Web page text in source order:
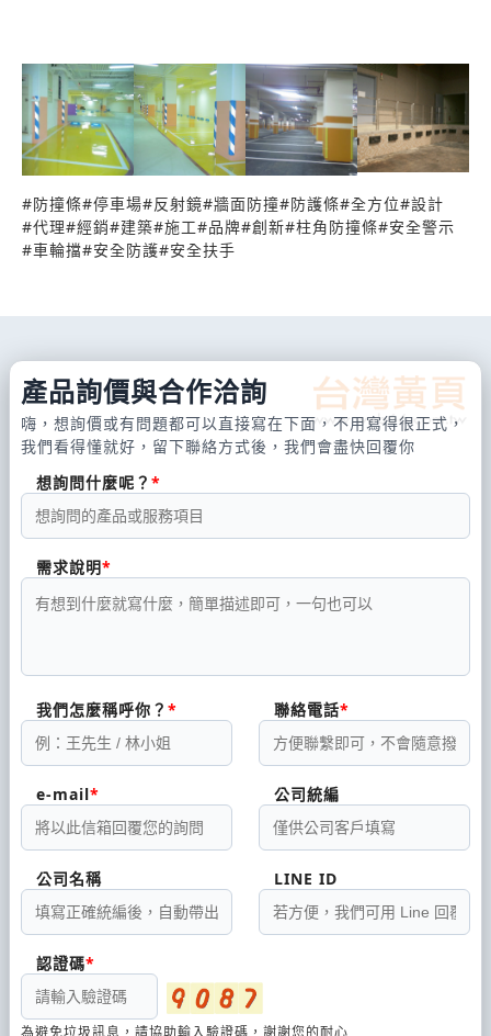
2.停車場-車輪擋系列
3.卸貨防撞系列
4.安全警示系列
5.牆面防撞系列
6.安全扶手系列
7.防撞條系列
柵欄機、連桿式自動柵欄機、車道控制系列、
專業停車場設備、規劃施工、
車道控制總機、紅綠燈、
雙軌對照式紅外線偵測器(埋入式)
#防撞條#停車場#反射鏡#牆面防撞#防護條#全方位#設計
#代理#經銷#建築#施工#品牌#創新#柱角防撞條#安全警示
#車輪擋#安全防護#安全扶手
產品詢價與合作洽詢
嗨，想詢價或有問題都可以直接寫在下面，不用寫得很正式，
我們看得懂就好，留下聯絡方式後，我們會盡快回覆你
想詢問什麼呢？
需求說明
我們怎麼稱呼你？ 聯絡電話
e-mail 公司統編
公司名稱 LINE ID
認證碼
為避免垃圾訊息，請協助輸入驗證碼，謝謝您的耐心